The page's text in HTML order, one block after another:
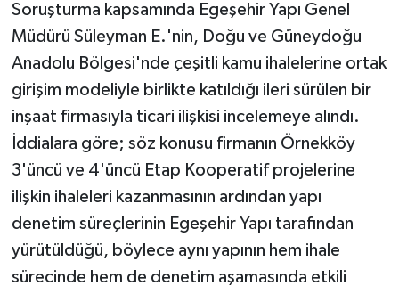
Soruşturma kapsamında Egeşehir Yapı Genel
Müdürü Süleyman E.'nin, Doğu ve Güneydoğu
Anadolu Bölgesi'nde çeşitli kamu ihalelerine ortak
girişim modeliyle birlikte katıldığı ileri sürülen bir
inşaat firmasıyla ticari ilişkisi incelemeye alındı.
İddialara göre; söz konusu firmanın Örnekköy
3'üncü ve 4'üncü Etap Kooperatif projelerine
ilişkin ihaleleri kazanmasının ardından yapı
denetim süreçlerinin Egeşehir Yapı tarafından
yürütüldüğü, böylece aynı yapının hem ihale
sürecinde hem de denetim aşamasında etkili